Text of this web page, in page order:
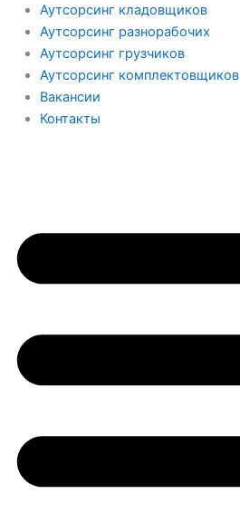
Аутсорсинг кладовщиков
Аутсорсинг разнорабочих
Аутсорсинг грузчиков
Аутсорсинг комплектовщиков
Вакансии
Контакты